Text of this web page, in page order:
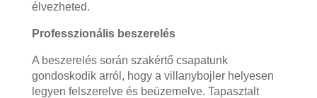
élvezheted.
Professzionális beszerelés
A beszerelés során szakértő csapatunk
gondoskodik arról, hogy a villanybojler helyesen
legyen felszerelve és beüzemelve. Tapasztalt